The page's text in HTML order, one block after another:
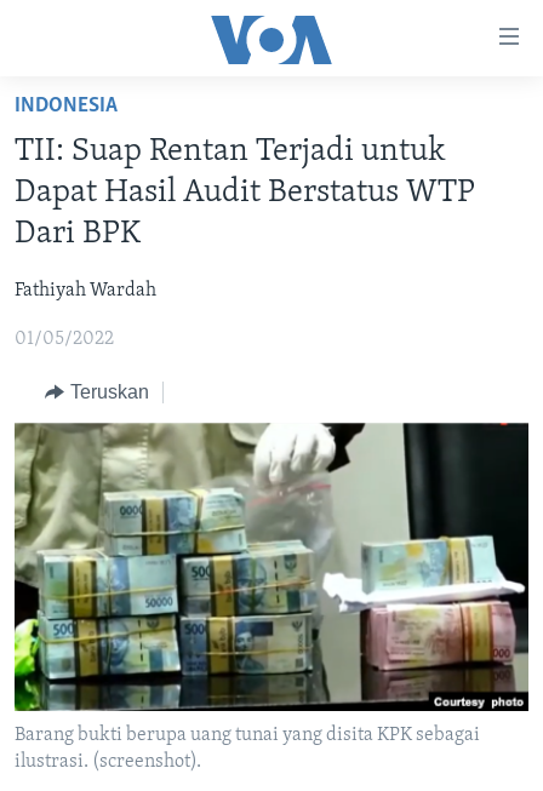
Akses
Lanjut
ke
Konten
Utama
ke
Utama
Lanjut
Pencarian
VIDEO
DAFTAR PROGRAM
IKUTI KAMI
Bahasa-bahasa
INDONESIA
TII: Suap Rentan Terjadi untuk
Dapat Hasil Audit Berstatus WTP
Dari BPK
Fathiyah Wardah
01/05/2022
Teruskan
Barang bukti berupa uang tunai yang disita KPK sebagai
ilustrasi. (screenshot).